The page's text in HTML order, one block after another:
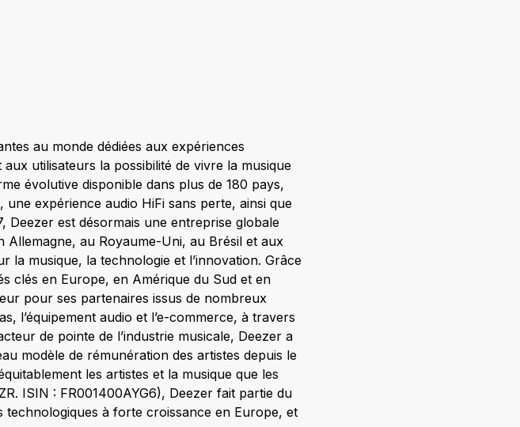
au monde dédiées aux expériences
utilisateurs la possibilité de vivre la musique
évolutive disponible dans plus de 180 pays,
expérience audio HiFi sans perte, ainsi que
Deezer est désormais une entreprise globale
au Royaume-Uni, au Brésil et aux
la musique, la technologie et l’innovation. Grâce
clés en Europe, en Amérique du Sud et en
pour ses partenaires issus de nombreux
l’équipement audio et l’e-commerce, à travers
de pointe de l’industrie musicale, Deezer a
modèle de rémunération des artistes depuis le
les artistes et la musique que les
ISIN : FR001400AYG6), Deezer fait partie du
technologiques à forte croissance en Europe, et